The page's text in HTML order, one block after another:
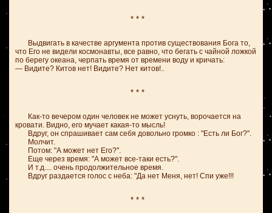
* * *
Выдвигать в качестве аргумента против существования Бога то,
что Его не видели космонавты, все равно, что бегать с чайной ложкой
по берегу океана, черпать время от времени воду и кричать:
— Видите? Китов нет! Видите? Нет китов!..
* * *
Как-то вечером один человек не может уснуть, ворочается на
кровати. Видно, его мучает какая-то мысль!
Вдруг, он спрашивает сам себя довольно громко : "Есть ли Бог?".
Молчит.
Потом: "А может нет Его?".
Еще через время: "А может все-таки есть?".
И т.д.... очень продолжительное время.
Вдруг раздается голос с неба: "Да нет Меня, нет! Спи уже!!!
* * *